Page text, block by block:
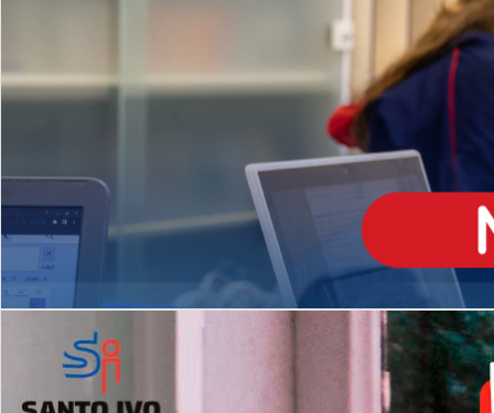
Matrículas Abertas 2026
MÉDIO
igh School
Dupla Diplomação
2º AO 5º ANO FUNDAMENTAL